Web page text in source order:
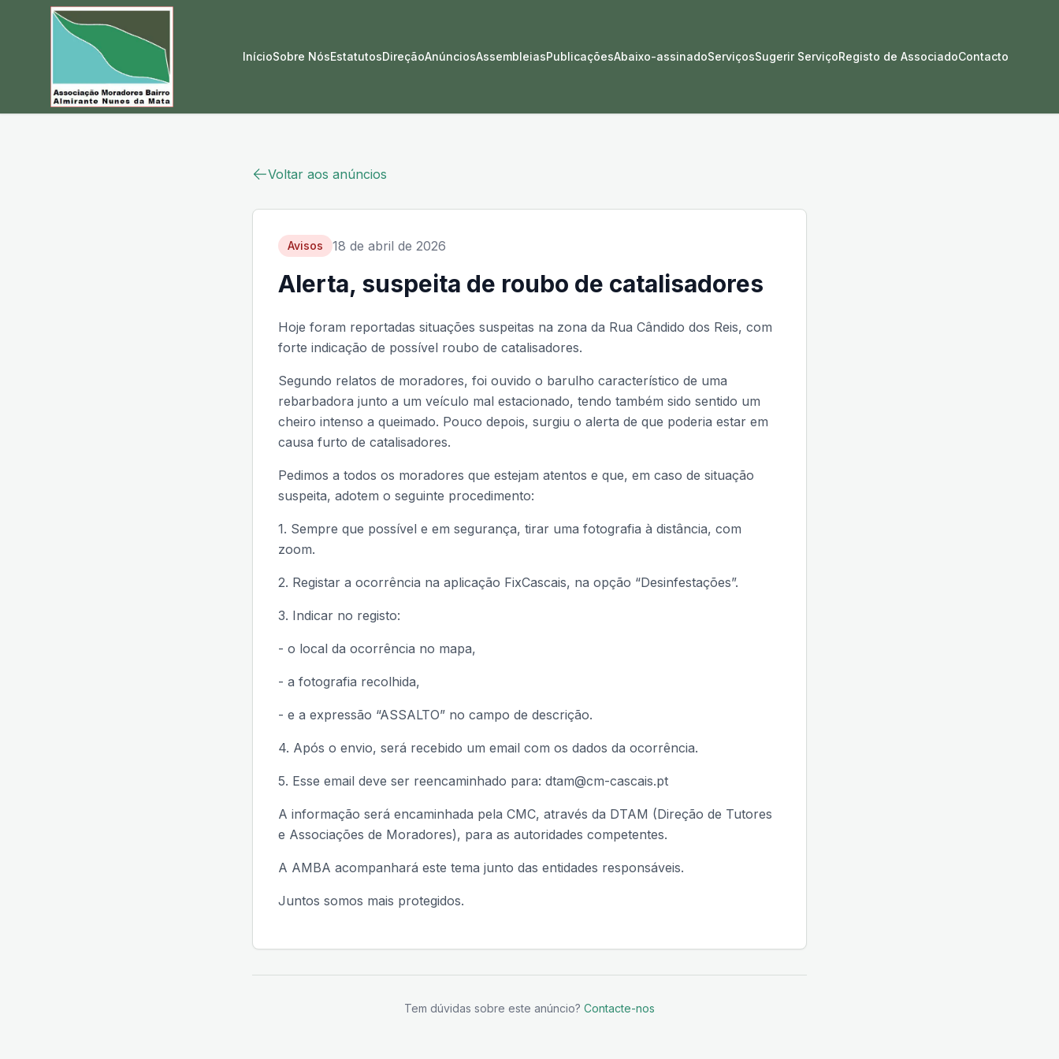
InícioSobre NósEstatutosDireçãoAnúnciosAssembleiasPublicaçõesAbaixo-assinadoServiçosSugerir ServiçoRegisto de AssociadoContacto
Voltar aos anúncios
Avisos 18 de abril de 2026
Alerta, suspeita de roubo de catalisadores
Hoje foram reportadas situações suspeitas na zona da Rua Cândido dos Reis, com
forte indicação de possível roubo de catalisadores.
Segundo relatos de moradores, foi ouvido o barulho característico de uma
rebarbadora junto a um veículo mal estacionado, tendo também sido sentido um
cheiro intenso a queimado. Pouco depois, surgiu o alerta de que poderia estar em
causa furto de catalisadores.
Pedimos a todos os moradores que estejam atentos e que, em caso de situação
suspeita, adotem o seguinte procedimento:
1. Sempre que possível e em segurança, tirar uma fotografia à distância, com
zoom.
2. Registar a ocorrência na aplicação FixCascais, na opção “Desinfestações”.
3. Indicar no registo:
- o local da ocorrência no mapa,
- a fotografia recolhida,
- e a expressão “ASSALTO” no campo de descrição.
4. Após o envio, será recebido um email com os dados da ocorrência.
5. Esse email deve ser reencaminhado para: dtam@cm-cascais.pt
A informação será encaminhada pela CMC, através da DTAM (Direção de Tutores
e Associações de Moradores), para as autoridades competentes.
A AMBA acompanhará este tema junto das entidades responsáveis.
Juntos somos mais protegidos.
Tem dúvidas sobre este anúncio? Contacte-nos